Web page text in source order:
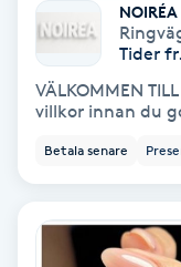
Naprapati
Navelpiercing
NBE-massage
NOIRÉA
Tider
VÄLKOMMEN
villkor innan du
Betala senare